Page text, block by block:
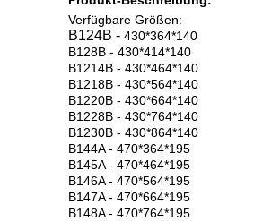
Verfügbare Größen:
B124B - 430*364*140
B128B - 430*414*140
B1214B - 430*464*140
B1218B - 430*564*140
B1220B - 430*664*140
B1228B - 430*764*140
B1230B - 430*864*140
B144A - 470*364*195
B145A - 470*464*195
B146A - 470*564*195
B147A - 470*664*195
B148A - 470*764*195